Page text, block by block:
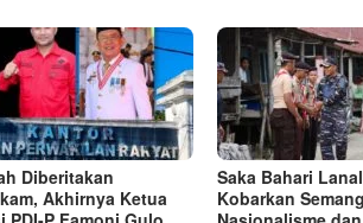
Diberitakan
Akhirnya Ketua
Saka Bahari
Kobarkan